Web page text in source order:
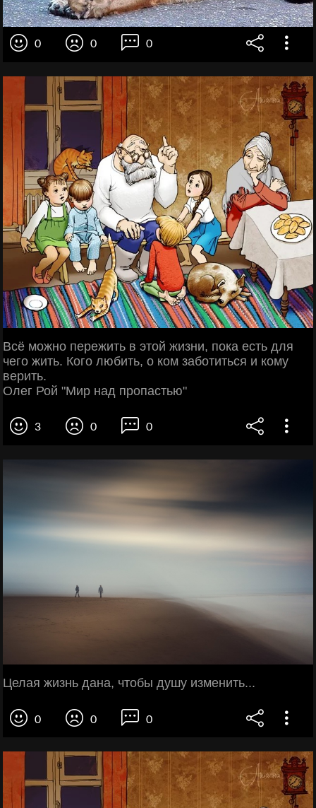
0 0 0
Всё можно пережить в этой жизни, пока есть для
чего жить. Кого любить, о ком заботиться и кому
верить.
Олег Рой "Мир над пропастью"
3 0 0
Целая жизнь дана, чтобы душу изменить...
0 0 0